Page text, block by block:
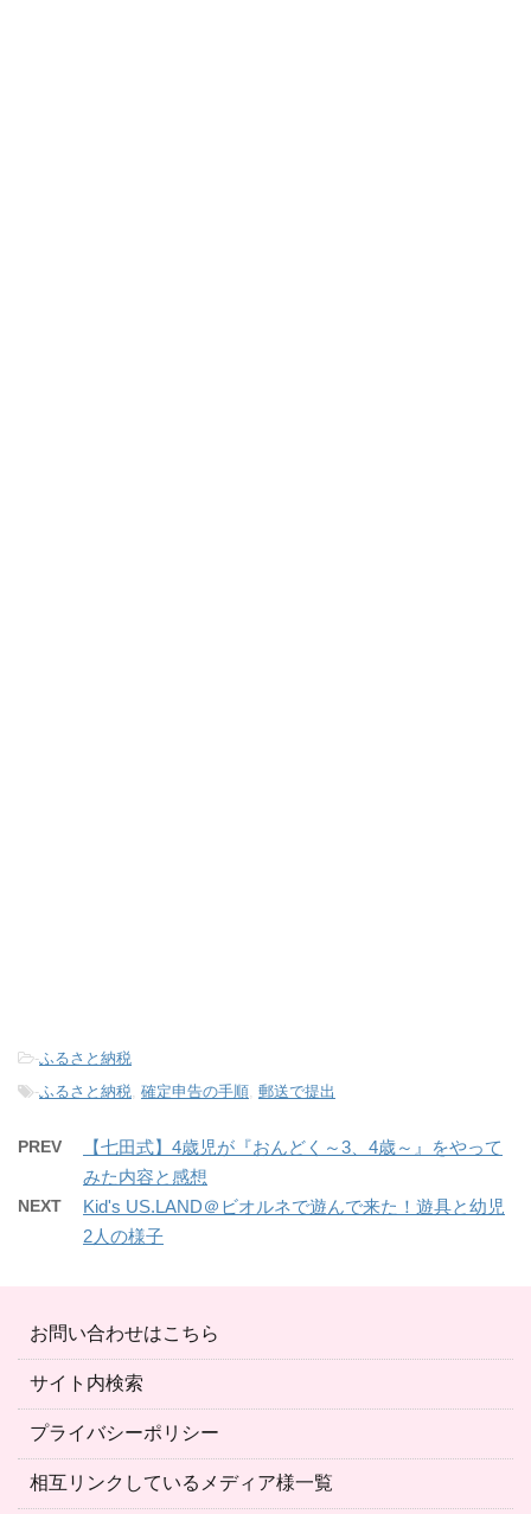
-ふるさと納税
-ふるさと納税, 確定申告の手順, 郵送で提出
PREV
【七田式】4歳児が『おんどく～3、4歳～』をやって
みた内容と感想
NEXT
Kid's US.LAND＠ビオルネで遊んで来た！遊具と幼児
2人の様子
お問い合わせはこちら
サイト内検索
プライバシーポリシー
相互リンクしているメディア様一覧